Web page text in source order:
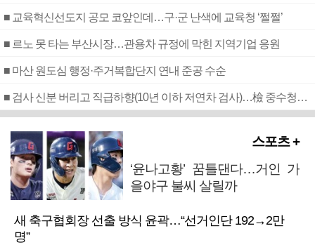
■ 교육혁신선도지 공모 코앞인데…구·군 난색에 교육청 ‘쩔쩔’
■ 르노 못 타는 부산시장…관용차 규정에 막힌 지역기업 응원
■ 마산 원도심 행정·주거복합단지 연내 준공 수순
■ 검사 신분 버리고 직급하향(10년 이하 저연차 검사)…檢 중수청행 기피
스포츠 +
‘윤나고황’ 꿈틀댄다…거인 가
을야구 불씨 살릴까
새 축구협회장 선출 방식 윤곽…“선거인단 192→2만
명”